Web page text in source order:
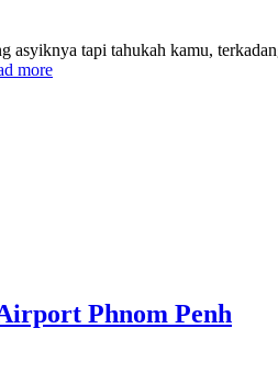
asyiknya tapi tahukah kamu,
more
Phnom Penh